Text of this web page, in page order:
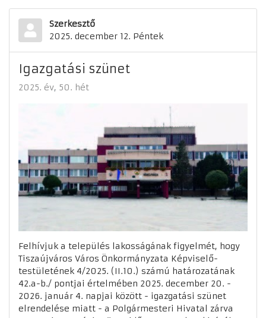
Szerkesztő
2025. december 12. Péntek
Igazgatási szünet
2025. év 50. hét
Felhívjuk a település lakosságának figyelmét, hogy
Tiszaújváros Város Önkormányzata Képviselő-
testületének 4/2025. (II.10.) számú határozatának
42.a-b./ pontjai értelmében 2025. december 20. -
2026. január 4. napjai között - igazgatási szünet
elrendelése miatt - a Polgármesteri Hivatal zárva